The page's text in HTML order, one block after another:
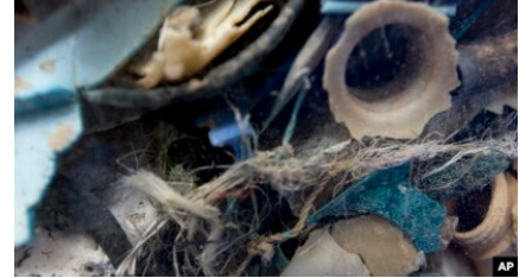
ကျော်
ကြည့်
ရန်
ပင်မ
အ
စာမျက်နှာ
ကျော်
အမေရိကန်သုံးအီဒီယံ
မကြေးမုံရဲ့ အင်္ဂလိပ်စာ
ရုပ်ရှင်ထဲက အင်္ဂလိပ်စာ
သုတပဒေသာ အင်္ဂလိပ်စာ
အပတ်စဉ်ကဏ္ဍများ
ရေဒီယို
တီဗွီ
ရေဒီယိုနှင့်ရုပ်သံ အချက်အလက်များ
ရေဒီယို/တီဗွီအစီအစဉ်
Learning English
ဗွီအိုအေ လူမှုကွန်ယက်များ